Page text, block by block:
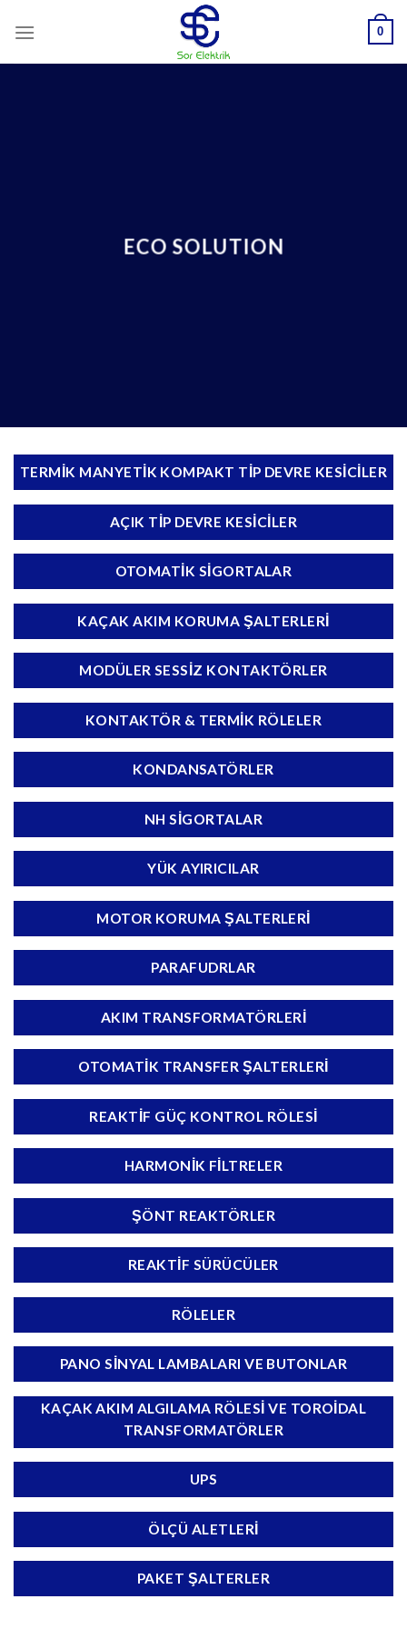
0
ECO SOLUTION
TERMIK MANYETIK KOMPAKT TIP DEVRE KESICILER
AÇIK TIP DEVRE KESICILER
OTOMATIK SIGORTALAR
KAÇAK AKIM KORUMA ŞALTERLERI
MODÜLER SESSIZ KONTAKTÖRLER
KONTAKTÖR & TERMIK RÖLELER
KONDANSATÖRLER
NH SIGORTALAR
YÜK AYIRICILAR
MOTOR KORUMA ŞALTERLERI
PARAFUDRLAR
AKIM TRANSFORMATÖRLERI
OTOMATIK TRANSFER ŞALTERLERI
REAKTIF GÜÇ KONTROL RÖLESI
HARMONIK FILTRELER
ŞÖNT REAKTÖRLER
REAKTIF SÜRÜCÜLER
RÖLELER
PANO SINYAL LAMBALARI VE BUTONLAR
KAÇAK AKIM ALGILAMA RÖLESI VE TOROIDAL
TRANSFORMATÖRLER
UPS
ÖLÇÜ ALETLERI
PAKET ŞALTERLER